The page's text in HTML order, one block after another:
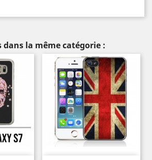
la même catégorie :